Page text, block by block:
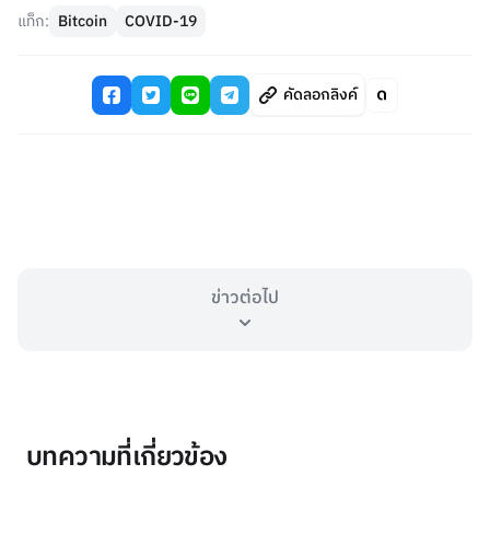
แท็ก: Bitcoin COVID-19
คัดลอกลิงค์
ข่าวต่อไป
บทความที่เกี่ยวข้อง